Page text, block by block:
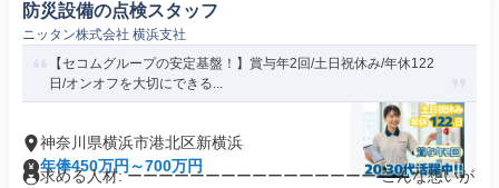
防災設備の点検スタッフ
ニッタン株式会社 横浜支社
【セコムグループの安定基盤！】賞与年2回/土日祝休み/年休122
日/オンオフを大切にできる...
神奈川県横浜市港北区新横浜
年俸450万円～700万円
求める人材: ーーーーーーーーーーーーーーーー こんな想いが